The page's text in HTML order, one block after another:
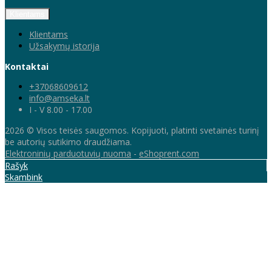
Klientams
Užsakymų istorija
Kontaktai
+37068609612
info@amseka.lt
I - V 8.00 - 17.00
2026 © Visos teisės saugomos. Kopijuoti, platinti svetainės turinį
be autorių sutikimo draudžiama.
Elektroninių parduotuvių nuoma - eShoprent.com
Rašyk
Skambink